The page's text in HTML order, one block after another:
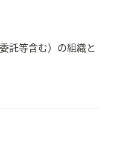
託等含む）の組織と